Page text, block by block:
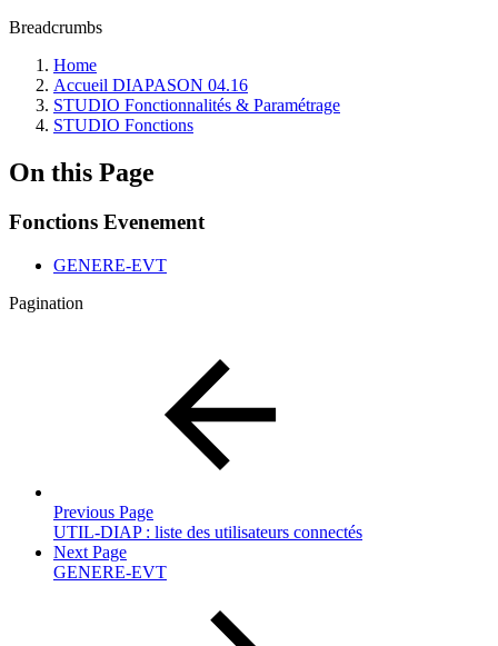
Breadcrumbs
Home
Accueil DIAPASON 04.16
STUDIO Fonctionnalités & Paramétrage
STUDIO Fonctions
On this Page
Fonctions Evenement
GENERE-EVT
Pagination
Previous Page
UTIL-DIAP : liste des utilisateurs connectés
Next Page
GENERE-EVT